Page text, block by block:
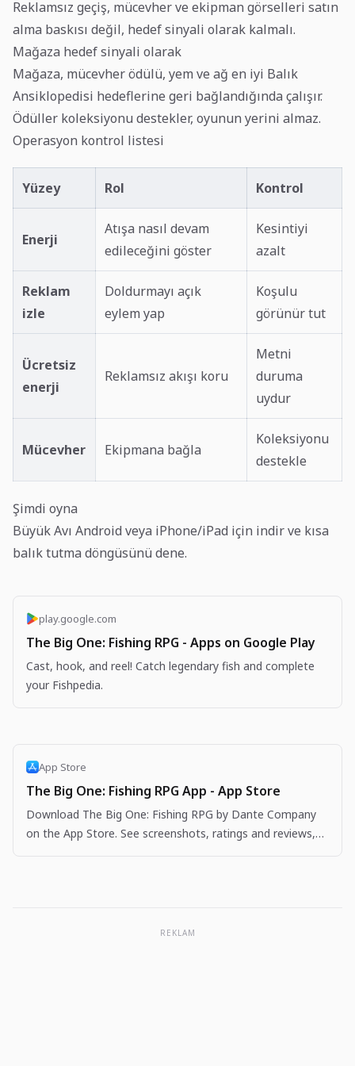
Reklamsız geçiş, mücevher ve ekipman görselleri satın
alma baskısı değil, hedef sinyali olarak kalmalı.
Mağaza hedef sinyali olarak
Mağaza, mücevher ödülü, yem ve ağ en iyi Balık
Ansiklopedisi hedeflerine geri bağlandığında çalışır.
Ödüller koleksiyonu destekler, oyunun yerini almaz.
Operasyon kontrol listesi
Yüzey Rol Kontrol
Enerji
Atışa nasıl devam
edileceğini göster
Kesintiyi
azalt
Reklam
izle
Doldurmayı açık
eylem yap
Koşulu
görünür tut
Ücretsiz
enerji
Reklamsız akışı koru
Metni
duruma
uydur
Mücevher Ekipmana bağla
Koleksiyonu
destekle
Şimdi oyna
Büyük Avı Android veya iPhone/iPad için indir ve kısa
balık tutma döngüsünü dene.
play.google.com
The Big One: Fishing RPG - Apps on Google Play
Cast, hook, and reel! Catch legendary fish and complete
your Fishpedia.
App Store
The Big One: Fishing RPG App - App Store
Download The Big One: Fishing RPG by Dante Company
on the App Store. See screenshots, ratings and reviews,
REKLAM